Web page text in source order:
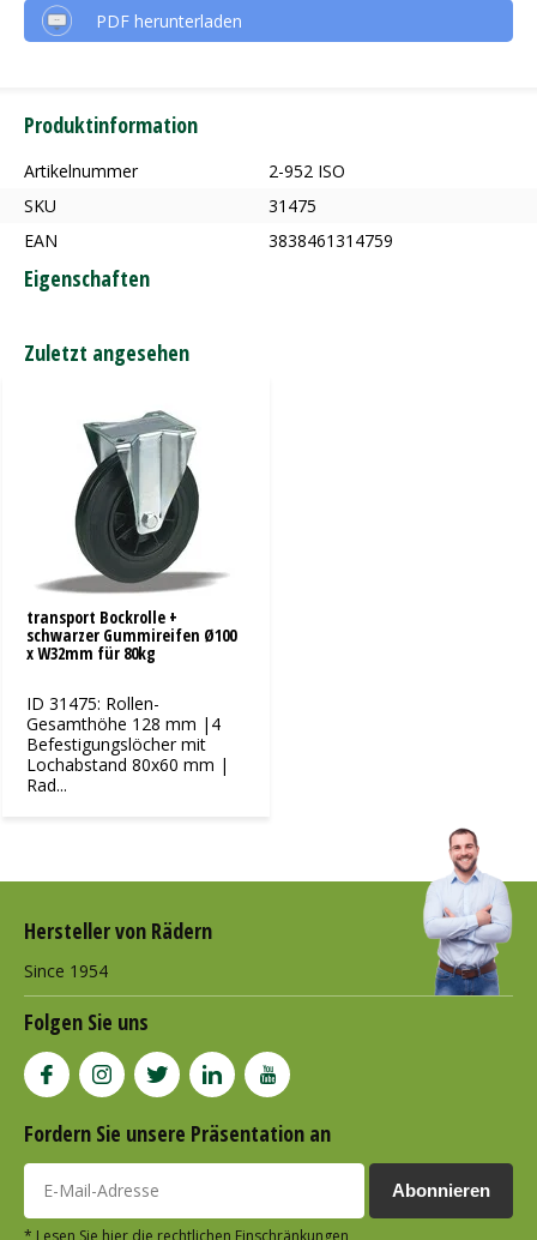
PDF herunterladen
Produktinformation
Artikelnummer
2-952 ISO
SKU
31475
EAN
3838461314759
Eigenschaften
Zuletzt angesehen
transport Bockrolle +
schwarzer Gummireifen Ø100
x W32mm für 80kg
ID 31475: Rollen-
Gesamthöhe 128 mm |4
Befestigungslöcher mit
Lochabstand 80x60 mm |
Rad...
Hersteller von Rädern
Since 1954
Folgen Sie uns
Fordern Sie unsere Präsentation an
Abonnieren
* Lesen Sie hier die rechtlichen Einschränkungen